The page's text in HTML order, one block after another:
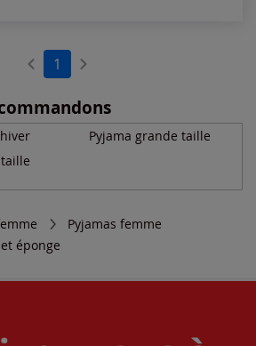
1
Pyjama grande taille
Pyjamas femme
éponge